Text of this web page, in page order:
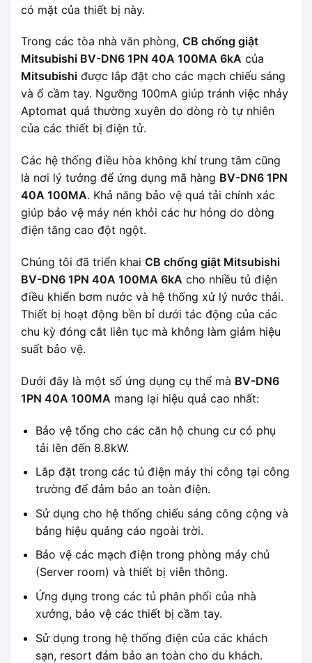
có mặt của thiết bị này.
Trong các tòa nhà văn phòng, CB chống giật
Mitsubishi BV-DN6 1PN 40A 100MA 6kA của
Mitsubishi được lắp đặt cho các mạch chiếu sáng
và ổ cầm tay. Ngưỡng 100mA giúp tránh việc nhảy
Aptomat quá thường xuyên do dòng rò tự nhiên
của các thiết bị điện tử.
Các hệ thống điều hòa không khí trung tâm cũng
là nơi lý tưởng để ứng dụng mã hàng BV-DN6 1PN
40A 100MA. Khả năng bảo vệ quá tải chính xác
giúp bảo vệ máy nén khỏi các hư hỏng do dòng
điện tăng cao đột ngột.
Chúng tôi đã triển khai CB chống giật Mitsubishi
BV-DN6 1PN 40A 100MA 6kA cho nhiều tủ điện
điều khiển bơm nước và hệ thống xử lý nước thải.
Thiết bị hoạt động bền bỉ dưới tác động của các
chu kỳ đóng cắt liên tục mà không làm giảm hiệu
suất bảo vệ.
Dưới đây là một số ứng dụng cụ thể mà BV-DN6
1PN 40A 100MA mang lại hiệu quả cao nhất:
Bảo vệ tổng cho các căn hộ chung cư có phụ
tải lên đến 8.8kW.
Lắp đặt trong các tủ điện máy thi công tại công
trường để đảm bảo an toàn điện.
Sử dụng cho hệ thống chiếu sáng công cộng và
bảng hiệu quảng cáo ngoài trời.
Bảo vệ các mạch điện trong phòng máy chủ
(Server room) và thiết bị viễn thông.
Ứng dụng trong các tủ phân phối của nhà
xưởng, bảo vệ các thiết bị cầm tay.
Sử dụng trong hệ thống điện của các khách
sạn, resort đảm bảo an toàn cho du khách.